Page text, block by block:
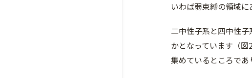
いわば弱束縛の領域
二中性子系と四中性
かとなっています（
集めているところであ